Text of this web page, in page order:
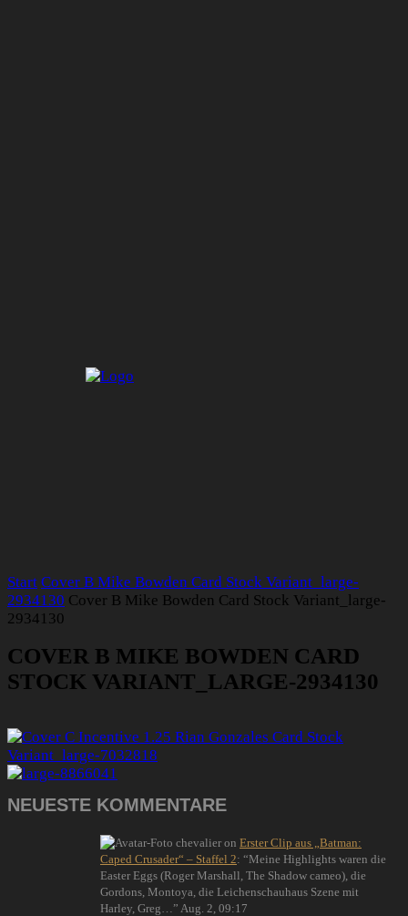
Start Cover B Mike Bowden Card Stock Variant_large-
2934130 Cover B Mike Bowden Card Stock Variant_large-
2934130
COVER B MIKE BOWDEN CARD
STOCK VARIANT_LARGE-2934130
NEUESTE KOMMENTARE
chevalier on Erster Clip aus „Batman:
Caped Crusader“ – Staffel 2: “Meine Highlights waren die
Easter Eggs (Roger Marshall, The Shadow cameo), die
Gordons, Montoya, die Leichenschauhaus Szene mit
Harley, Greg… ” Aug. 2, 09:17